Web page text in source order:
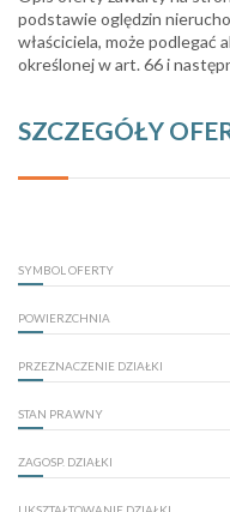
podstawie oględzin
właściciela, może
określonej w art. 66 i
SZCZEGÓŁY
SYMBOL OFERTY
POWIERZCHNIA
PRZEZNACZENIE DZIAŁKI
STAN PRAWNY
ZAGOSP. DZIAŁKI